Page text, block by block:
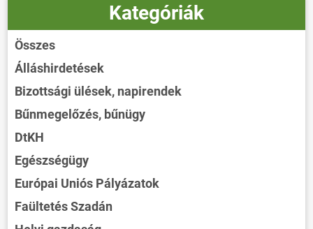
Kategóriák
Összes
Álláshirdetések
Bizottsági ülések, napirendek
Bűnmegelőzés, bűnügy
DtKH
Egészségügy
Európai Uniós Pályázatok
Faültetés Szadán